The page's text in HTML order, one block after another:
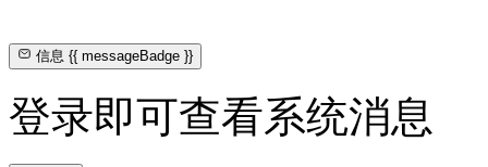
信息{{ messageBadge }}
登录即可查看系统消息